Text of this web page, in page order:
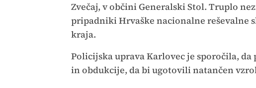
Zvečaj, v občini Generalski Stol. Truplo
pripadniki Hrvaške nacionalne reševalne
kraja.
Policijska uprava Karlovec je sporočila,
in obdukcije, da bi ugotovili natančen